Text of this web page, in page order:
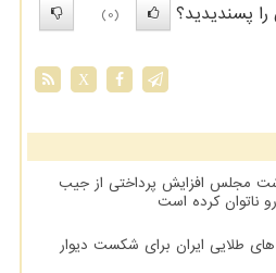
پسندیدید؟
(0)
X
مجلس افزایش پرداختی از جیب
ناتوان کرده است
طلایی ایران برای شکست دیوار